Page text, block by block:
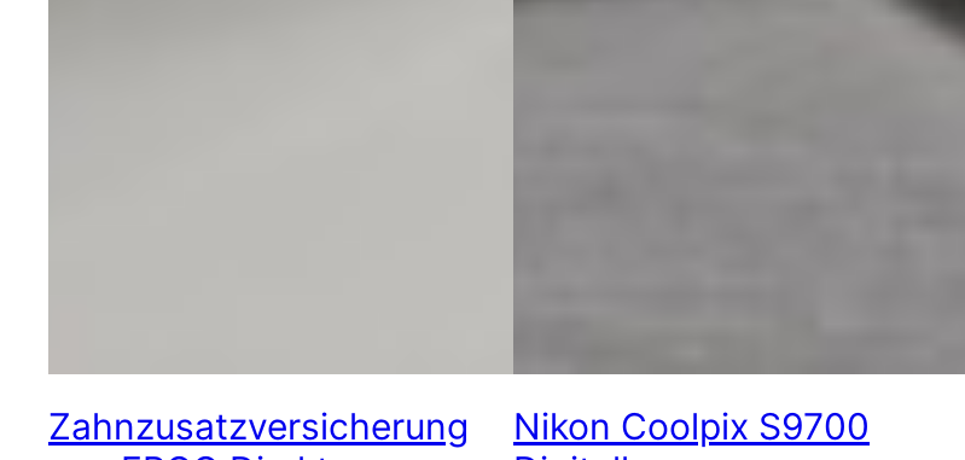
Zahnzusatzversicherung
Nikon Coolpix S9700